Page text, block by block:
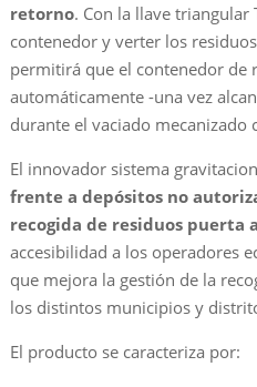
retorno. Con la llave triangular
contenedor y verter los
permitirá que el contenedor de
automáticamente -una vez
durante el vaciado mecanizado
El innovador sistema
frente a depósitos no
recogida de residuos puerta
accesibilidad a los operadores
que mejora la gestión de la
los distintos municipios y
El producto se caracteriza por: